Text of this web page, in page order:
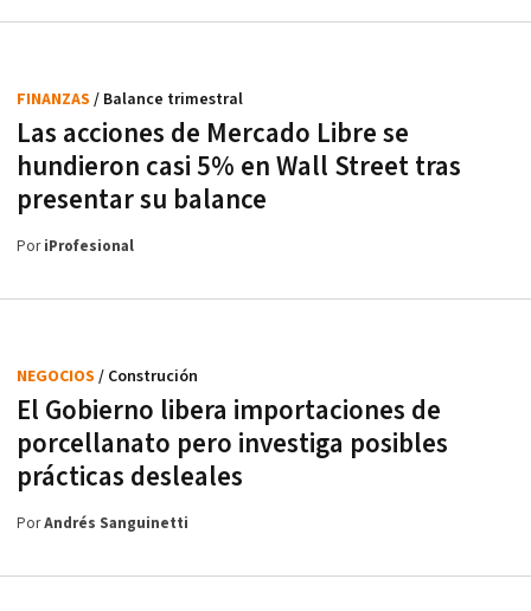
Las acciones de Mercado Libre se
hundieron casi 5% en Wall Street tras
presentar su balance
FINANZAS / Balance trimestral
PoriProfesional
El Gobierno libera importaciones de
porcellanato pero investiga posibles
prácticas desleales
NEGOCIOS / Construción
PorAndrés Sanguinetti